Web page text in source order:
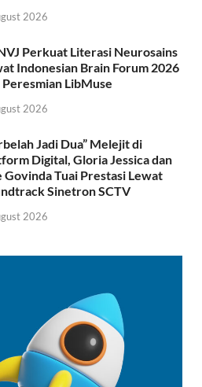
2026
Perkuat Literasi Neurosains
Indonesian Brain Forum 2026
Peresmian LibMuse
2026
Jadi Dua” Melejit di
Digital, Gloria Jessica dan
Govinda Tuai Prestasi Lewat
Sinetron SCTV
2026